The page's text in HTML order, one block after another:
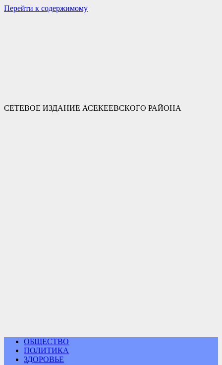
Перейти к содержимому
СЕТЕВОЕ ИЗДАНИЕ АСЕКЕЕВСКОГО РАЙОНА
ОБЩЕСТВО
ПОЛИТИКА
ЗДОРОВЬЕ